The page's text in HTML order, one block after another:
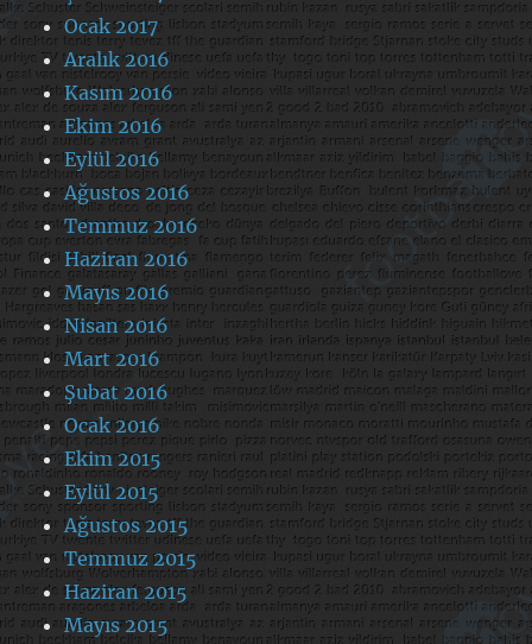
Ocak 2017
Aralık 2016
Kasım 2016
Ekim 2016
Eylül 2016
Ağustos 2016
Temmuz 2016
Haziran 2016
Mayıs 2016
Nisan 2016
Mart 2016
Şubat 2016
Ocak 2016
Ekim 2015
Eylül 2015
Ağustos 2015
Temmuz 2015
Haziran 2015
Mayıs 2015